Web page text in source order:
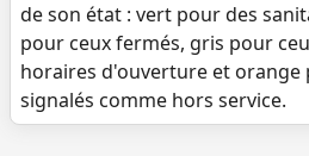
de son état : vert pour des
pour ceux fermés, gris pour
horaires d'ouverture et orange
signalés comme hors service.